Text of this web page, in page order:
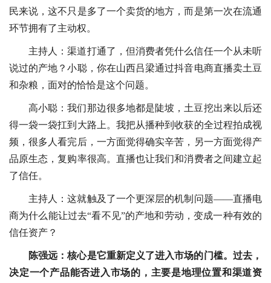
民来说，这不只是多了一个卖货的地方，而是第一次在流通
环节拥有了主动权。
主持人：渠道打通了，但消费者凭什么信任一个从未听
说过的产地？小聪，你在山西吕梁通过抖音电商直播卖土豆
和杂粮，面对的恰恰是这个问题。
高小聪：我们那边很多地都是陡坡，土豆挖出来以后还
得一袋一袋扛到大路上。我把从播种到收获的全过程拍成视
频，很多人看完后，一方面觉得确实辛苦，另一方面觉得产
品原生态，复购率很高。直播也让我们和消费者之间建立起
了信任。
主持人：这就触及了一个更深层的机制问题——直播电
商为什么能让过去“看不见”的产地和劳动，变成一种有效的
信任资产？
陈强远：核心是它重新定义了进入市场的门槛。过去，
决定一个产品能否进入市场的，主要是地理位置和渠道资